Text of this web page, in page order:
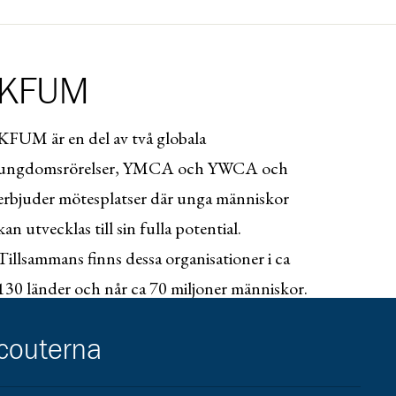
KFUM
är en del av två globala
YMCA och YWCA och
mötesplatser där unga människor
utvecklas till sin fulla potential.
finns dessa organisationer i ca
länder och når ca 70 miljoner människor.
50 000 medlemmar.